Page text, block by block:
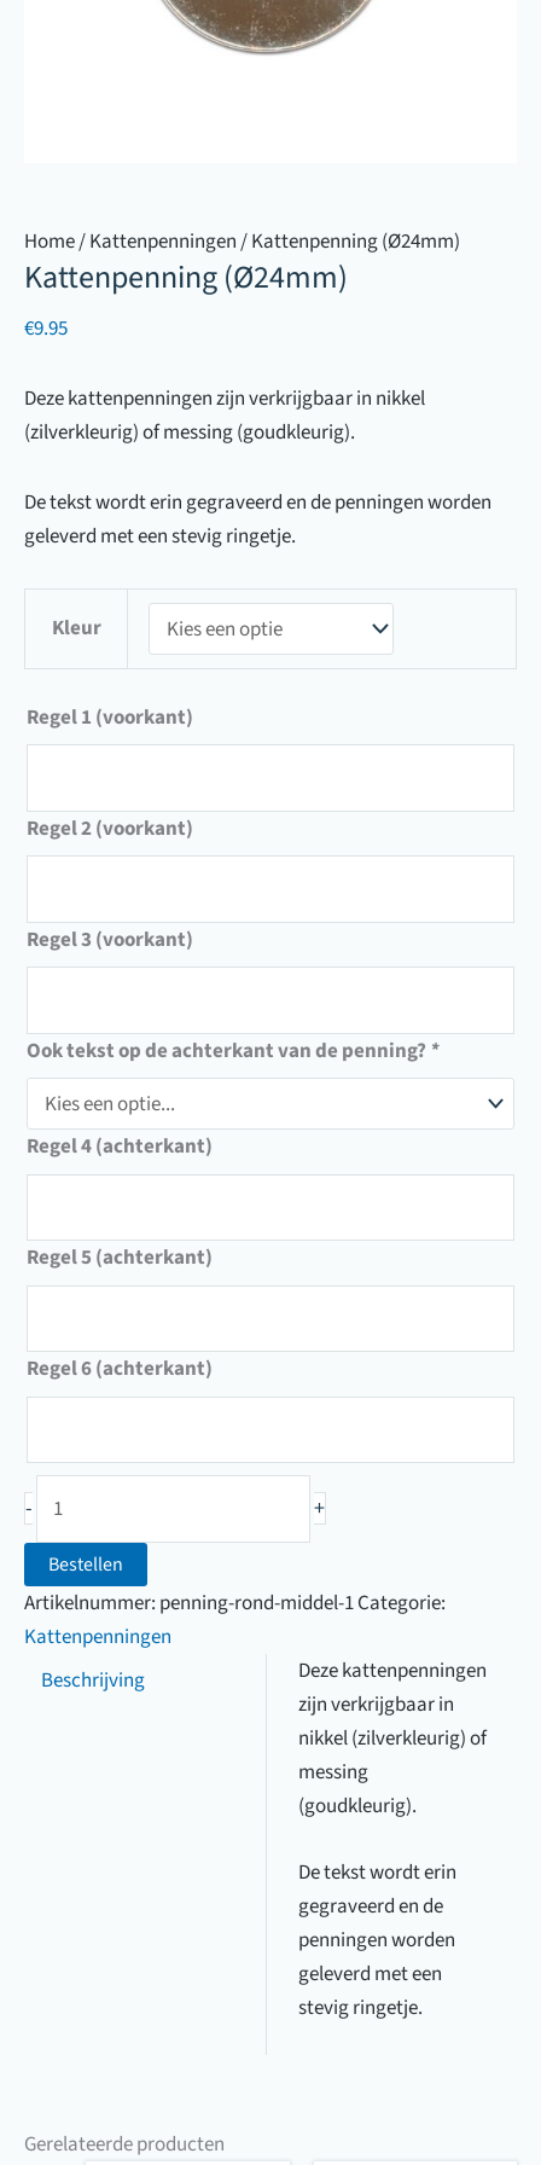
Home/Kattenpenningen/ Kattenpenning (Ø24mm)
Kattenpenning (Ø24mm)
€9.95
Deze kattenpenningen zijn verkrijgbaar in nikkel
(zilverkleurig) of messing (goudkleurig).
De tekst wordt erin gegraveerd en de penningen worden
geleverd met een stevig ringetje.
Kleur
Regel 1 (voorkant)
Regel 2 (voorkant)
Regel 3 (voorkant)
Ook tekst op de achterkant van de penning? *
Regel 4 (achterkant)
Regel 5 (achterkant)
Regel 6 (achterkant)
-
(Ø24mm)
aantal
+
Bestellen
Artikelnummer: penning-rond-middel-1Categorie:
Kattenpenningen
Beschrijving
Deze kattenpenningen
zijn verkrijgbaar in
nikkel (zilverkleurig) of
messing
(goudkleurig).
De tekst wordt erin
gegraveerd en de
penningen worden
geleverd met een
stevig ringetje.
Gerelateerde producten